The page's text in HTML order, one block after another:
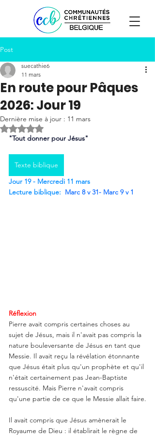
Post
En route pour Pâques
2026: Jour 19
suecathie6
11 mars
Dernière mise à jour : 11 mars
Noté NaN étoiles sur 5.
"Tout donner pour Jésus"
Texte biblique
Jour 19 - Mercredi 11 mars
Lecture biblique: Marc 8 v 31- Marc 9 v 1
Réflexion
Pierre avait compris certaines choses au
sujet de Jésus, mais il n'avait pas compris la
nature bouleversante de Jésus en tant que
Messie. Il avait reçu la révélation étonnante
que Jésus était plus qu'un prophète et qu'il
n'était certainement pas Jean-Baptiste
ressuscité. Mais Pierre n'avait compris
qu'une partie de ce que le Messie allait faire.
Il avait compris que Jésus amènerait le
Royaume de Dieu : il établirait le règne de